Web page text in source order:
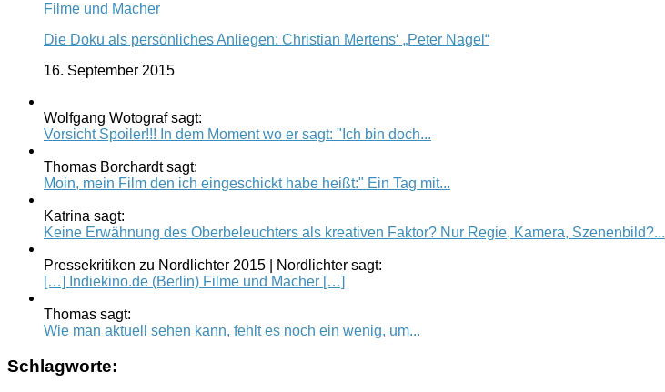
Filme und Macher
Die Doku als persönliches Anliegen: Christian Mertens‘ „Peter Nagel“
16. September 2015
Wolfgang Wotograf sagt:
Vorsicht Spoiler!!! In dem Moment wo er sagt: "Ich bin doch...
Thomas Borchardt sagt:
Moin, mein Film den ich eingeschickt habe heißt:" Ein Tag mit...
Katrina sagt:
Keine Erwähnung des Oberbeleuchters als kreativen Faktor? Nur Regie, Kamera, Szenenbild?...
Pressekritiken zu Nordlichter 2015 | Nordlichter sagt:
[…] Indiekino.de (Berlin) Filme und Macher […]
Thomas sagt:
Wie man aktuell sehen kann, fehlt es noch ein wenig, um...
Schlagworte: